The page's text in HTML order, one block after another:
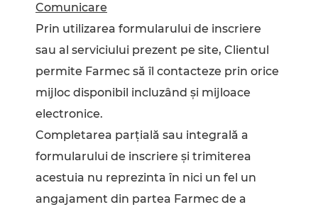
Comunicare
Prin utilizarea formularului de inscriere
sau al serviciului prezent pe site, Clientul
permite Farmec să îl contacteze prin orice
mijloc disponibil incluzând și mijloace
electronice.
Completarea parțială sau integrală a
formularului de inscriere și trimiterea
acestuia nu reprezinta în nici un fel un
angajament din partea Farmec de a